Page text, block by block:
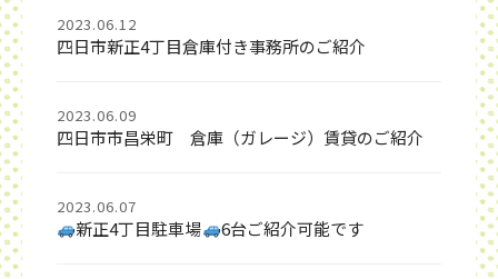
2023.06.12
四日市新正4丁目倉庫付き事務所のご紹介
2023.06.09
四日市市昌栄町 倉庫（ガレージ）賃貸のご紹介
2023.06.07
新正4丁目駐車場 6台ご紹介可能です